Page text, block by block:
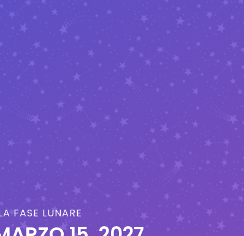
FASE LUNARE